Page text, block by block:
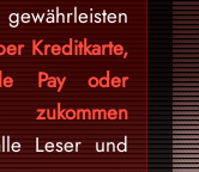
Kreditkarte,
Pay oder
zukommen
Leser und